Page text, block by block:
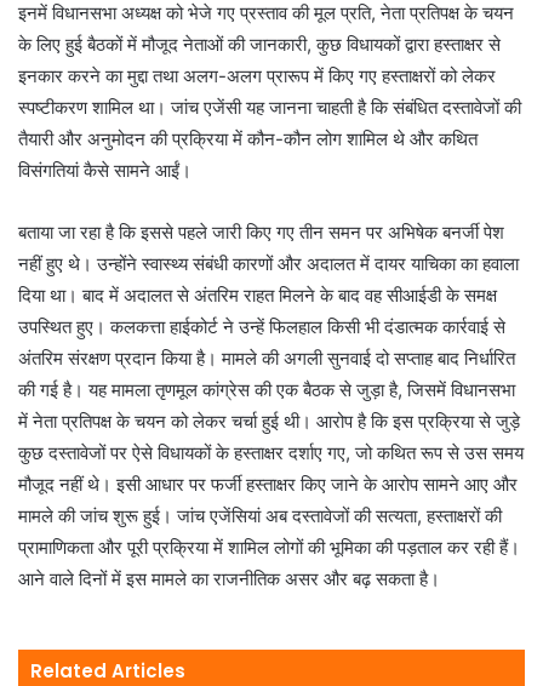
इनमें विधानसभा अध्यक्ष को भेजे गए प्रस्ताव की मूल प्रति, नेता प्रतिपक्ष के चयन
के लिए हुई बैठकों में मौजूद नेताओं की जानकारी, कुछ विधायकों द्वारा हस्ताक्षर से
इनकार करने का मुद्दा तथा अलग-अलग प्रारूप में किए गए हस्ताक्षरों को लेकर
स्पष्टीकरण शामिल था। जांच एजेंसी यह जानना चाहती है कि संबंधित दस्तावेजों की
तैयारी और अनुमोदन की प्रक्रिया में कौन-कौन लोग शामिल थे और कथित
विसंगतियां कैसे सामने आईं।
बताया जा रहा है कि इससे पहले जारी किए गए तीन समन पर अभिषेक बनर्जी पेश
नहीं हुए थे। उन्होंने स्वास्थ्य संबंधी कारणों और अदालत में दायर याचिका का हवाला
दिया था। बाद में अदालत से अंतरिम राहत मिलने के बाद वह सीआईडी के समक्ष
उपस्थित हुए। कलकत्ता हाईकोर्ट ने उन्हें फिलहाल किसी भी दंडात्मक कार्रवाई से
अंतरिम संरक्षण प्रदान किया है। मामले की अगली सुनवाई दो सप्ताह बाद निर्धारित
की गई है। यह मामला तृणमूल कांग्रेस की एक बैठक से जुड़ा है, जिसमें विधानसभा
में नेता प्रतिपक्ष के चयन को लेकर चर्चा हुई थी। आरोप है कि इस प्रक्रिया से जुड़े
कुछ दस्तावेजों पर ऐसे विधायकों के हस्ताक्षर दर्शाए गए, जो कथित रूप से उस समय
मौजूद नहीं थे। इसी आधार पर फर्जी हस्ताक्षर किए जाने के आरोप सामने आए और
मामले की जांच शुरू हुई। जांच एजेंसियां अब दस्तावेजों की सत्यता, हस्ताक्षरों की
प्रामाणिकता और पूरी प्रक्रिया में शामिल लोगों की भूमिका की पड़ताल कर रही हैं।
आने वाले दिनों में इस मामले का राजनीतिक असर और बढ़ सकता है।
Related Articles